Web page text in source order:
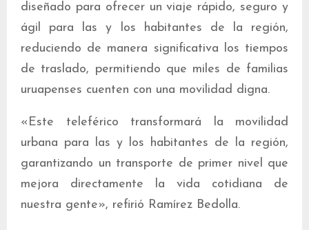
diseñado para ofrecer un viaje rápido, seguro y
ágil para las y los habitantes de la región,
reduciendo de manera significativa los tiempos
de traslado, permitiendo que miles de familias
uruapenses cuenten con una movilidad digna.
«Este teleférico transformará la movilidad
urbana para las y los habitantes de la región,
garantizando un transporte de primer nivel que
mejora directamente la vida cotidiana de
nuestra gente», refirió Ramírez Bedolla.